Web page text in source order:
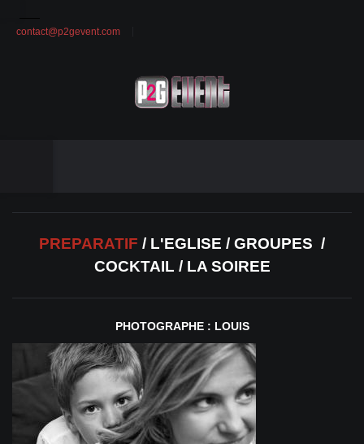
contact@p2gevent.com
PREPARATIF / L'EGLISE / GROUPES /
COCKTAIL / LA SOIREE
PHOTOGRAPHE : LOUIS